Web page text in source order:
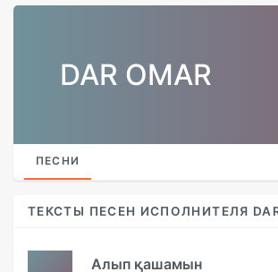
DAR OMAR
ПЕСНИ
ТЕКСТЫ ПЕСЕН ИСПОЛНИТЕЛЯ DAR
Алып қашамын